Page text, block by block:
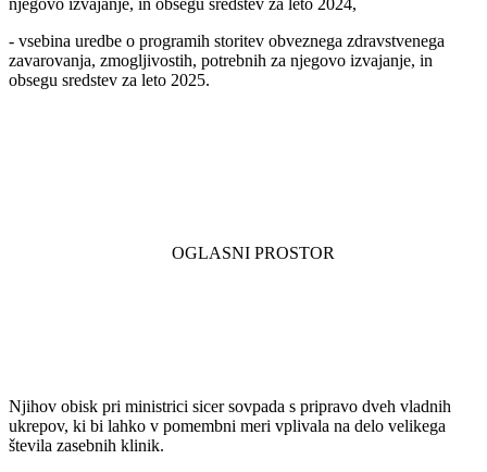
njegovo izvajanje, in obsegu sredstev za leto 2024,
- vsebina uredbe o programih storitev obveznega zdravstvenega
zavarovanja, zmogljivostih, potrebnih za njegovo izvajanje, in
obsegu sredstev za leto 2025.
Njihov obisk pri ministrici sicer sovpada s pripravo dveh vladnih
ukrepov, ki bi lahko v pomembni meri vplivala na delo velikega
števila zasebnih klinik.